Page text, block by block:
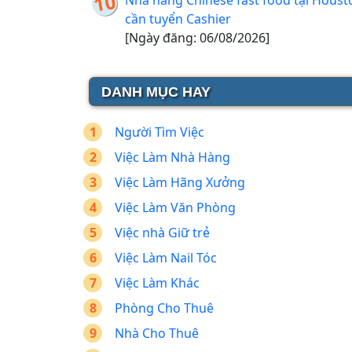
cần tuyển Cashier
[Ngày đăng: 06/08/2026]
DANH MỤC HAY
Người Tìm Việc
Việc Làm Nhà Hàng
Việc Làm Hãng Xưởng
Việc Làm Văn Phòng
Việc nhà Giữ trẻ
Việc Làm Nail Tóc
Việc Làm Khác
Phòng Cho Thuê
Nhà Cho Thuê